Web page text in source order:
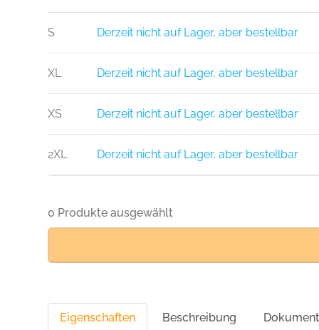
S Derzeit nicht auf Lager, aber bestellbar
XL Derzeit nicht auf Lager, aber bestellbar
XS Derzeit nicht auf Lager, aber bestellbar
2XL Derzeit nicht auf Lager, aber bestellbar
0 Produkte ausgewählt
Eigenschaften Beschreibung